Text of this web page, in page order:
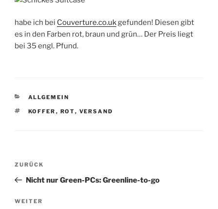
habe ich bei Couverture.co.ukgefunden! Diesen gibt
es in den Farben rot, braun und grün… Der Preis liegt
bei 35 engl. Pfund.
KATEGORIEN
ALLGEMEIN
SCHLAGWÖRTER
KOFFER , ROT, VERSAND
Beitragsnavigation
Vorheriger
Beitrag
ZURÜCK
Nicht nur Green-PCs: Greenline-to-go
Nächster
WEITER